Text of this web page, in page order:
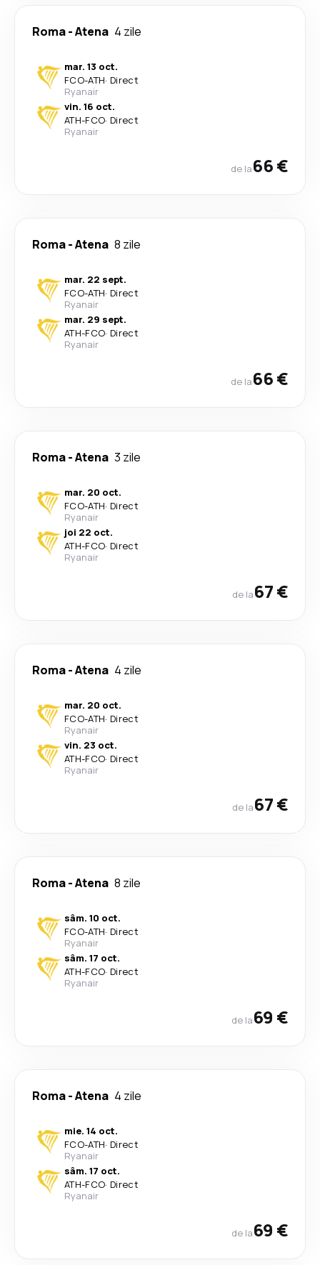
Roma-Atena 4 zile
mar. 13 oct.
FCO-ATH· Direct
Ryanair
vin. 16 oct.
ATH-FCO· Direct
Ryanair
de la66 €
Roma-Atena 8 zile
mar. 22 sept.
FCO-ATH· Direct
Ryanair
mar. 29 sept.
ATH-FCO· Direct
Ryanair
de la66 €
Roma-Atena 3 zile
mar. 20 oct.
FCO-ATH· Direct
Ryanair
joi 22 oct.
ATH-FCO· Direct
Ryanair
de la67 €
Roma-Atena 4 zile
mar. 20 oct.
FCO-ATH· Direct
Ryanair
vin. 23 oct.
ATH-FCO· Direct
Ryanair
de la67 €
Roma-Atena 8 zile
sâm. 10 oct.
FCO-ATH· Direct
Ryanair
sâm. 17 oct.
ATH-FCO· Direct
Ryanair
de la69 €
Roma-Atena 4 zile
mie. 14 oct.
FCO-ATH· Direct
Ryanair
sâm. 17 oct.
ATH-FCO· Direct
Ryanair
de la69 €